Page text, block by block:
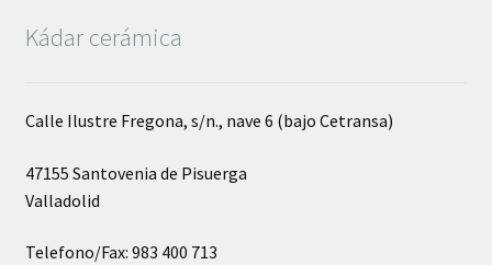
Kádar cerámica
Calle Ilustre Fregona, s/n., nave 6 (bajo Cetransa)
47155 Santovenia de Pisuerga
Valladolid
Telefono/Fax: 983 400 713